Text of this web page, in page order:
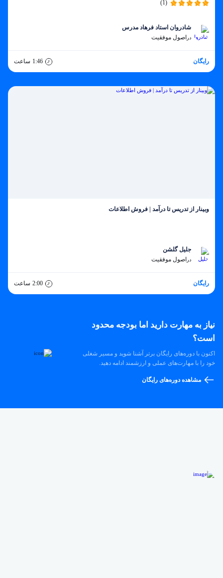
(1)
شادروان استاد فرهاد مدرس
در اصول موفقیت
رایگان 1:46 ساعت
وبینار از تدریس تا درآمد | فروش اطلاعات
جلیل گلشن
در اصول موفقیت
رایگان 2:00 ساعت
نیاز به مهارت دارید اما بودجه محدود
است؟
اکنون با دوره‌های رایگان برتر آشنا شوید و مسیر شغلی
خود را با مهارت‌های عملی و ارزشمند ادامه دهید.
مشاهده دوره‌های رایگان